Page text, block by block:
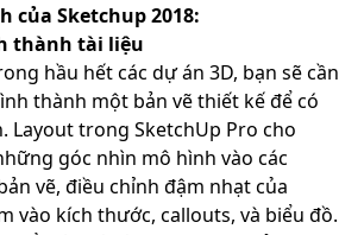
của Sketchup 2018:
thành tài liệu
hầu hết các dự án 3D, bạn sẽ cần
thành một bản vẽ thiết kế để có
Layout trong SketchUp Pro cho
góc nhìn mô hình vào các
vẽ, điều chỉnh đậm nhạt của
vào kích thước, callouts, và biểu đồ.